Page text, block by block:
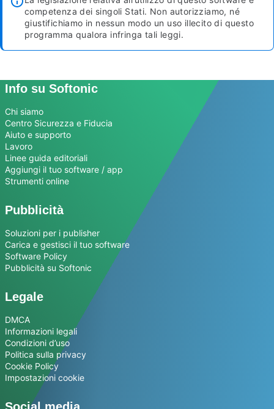
competenza dei singoli Stati. Non autorizziamo, né
giustifichiamo in nessun modo un uso illecito di questo
programma qualora infringa tali leggi.
Info su Softonic
Chi siamo
Centro Sicurezza e Fiducia
Aiuto e supporto
Lavoro
Linee guida editoriali
Aggiungi il tuo software / app
Strumenti online
Pubblicità
Soluzioni per i publisher
Carica e gestisci il tuo software
Software Policy
Pubblicità su Softonic
Legale
DMCA
Informazioni legali
Condizioni d’uso
Politica sulla privacy
Cookie Policy
Impostazioni cookie